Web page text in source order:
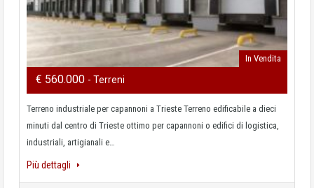
In Vendita
€ 560.000 - Terreni
Terreno industriale per capannoni a Trieste Terreno edificabile a dieci
minuti dal centro di Trieste ottimo per capannoni o edifici di logistica,
industriali, artigianali e…
Più dettagli